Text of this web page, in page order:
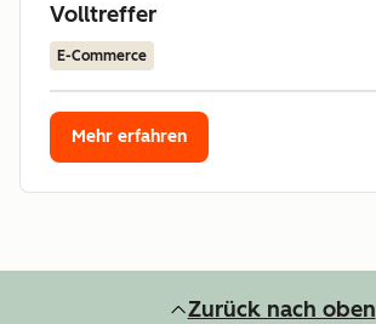
Volltreffer
E-Commerce
Mehr erfahren
Zurück nach oben